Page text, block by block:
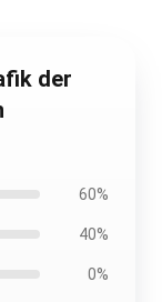
der
60%
40%
0%